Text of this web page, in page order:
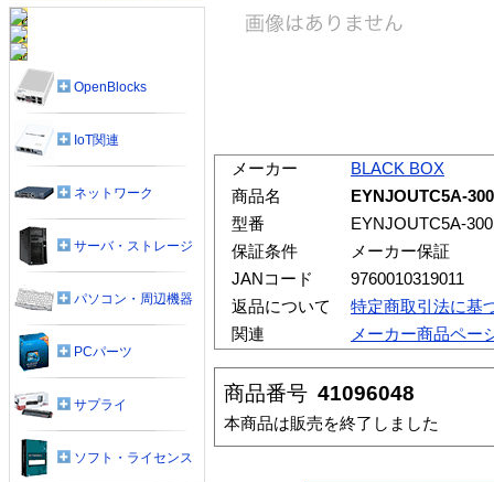
メーカー
BLACK BOX
商品名
EYNJOUTC5A-
型番
EYNJOUTC5A-
保証条件
メーカー保証
JANコード
9760010319011
返品について
特定商取引法に基
関連
メーカー商品ペー
商品番号 41096048
本商品は販売を終了しました
OpenBlocks
IoT関連
ネットワーク
サーバ・ストレージ
パソコン・周辺機器
PCパーツ
サプライ
ソフト・ライセンス